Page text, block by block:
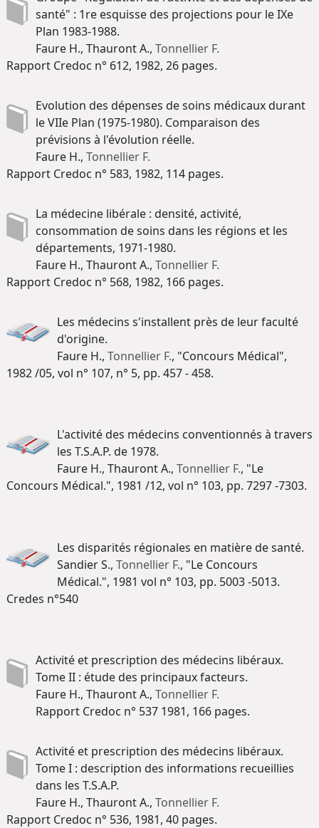
santé" : 1re esquisse des projections pour le IXe
Plan 1983-1988.
Faure H., Thauront A., Tonnellier F.
Rapport Credoc n° 612, 1982, 26 pages.
Evolution des dépenses de soins médicaux durant
le VIIe Plan (1975-1980). Comparaison des
prévisions à l'évolution réelle.
Faure H., Tonnellier F.
Rapport Credoc n° 583, 1982, 114 pages.
La médecine libérale : densité, activité,
consommation de soins dans les régions et les
départements, 1971-1980.
Faure H., Thauront A., Tonnellier F.
Rapport Credoc n° 568, 1982, 166 pages.
Les médecins s'installent près de leur faculté
d'origine.
Faure H., Tonnellier F., "Concours Médical",
1982 /05, vol n° 107, n° 5, pp. 457 - 458.
L'activité des médecins conventionnés à travers
les T.S.A.P. de 1978.
Faure H., Thauront A., Tonnellier F., "Le
Concours Médical.", 1981 /12, vol n° 103, pp. 7297 -7303.
Les disparités régionales en matière de santé.
Sandier S., Tonnellier F., "Le Concours
Médical.", 1981 vol n° 103, pp. 5003 -5013.
Credes n°540
Activité et prescription des médecins libéraux.
Tome II : étude des principaux facteurs.
Faure H., Thauront A., Tonnellier F.
Rapport Credoc n° 537 1981, 166 pages.
Activité et prescription des médecins libéraux.
Tome I : description des informations recueillies
dans les T.S.A.P.
Faure H., Thauront A., Tonnellier F.
Rapport Credoc n° 536, 1981, 40 pages.